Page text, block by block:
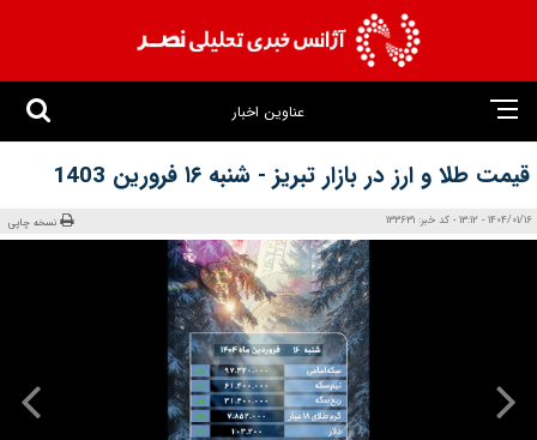
عناوین اخبار
قیمت طلا و ارز در بازار تبریز - شنبه ۱۶ فرورین 1403
1404/01/16 - 13:12 - کد خبر: 133631 نسخه چاپی